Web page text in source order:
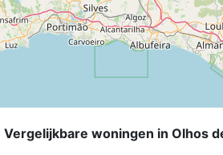
Vergelijkbare woningen in Olhos